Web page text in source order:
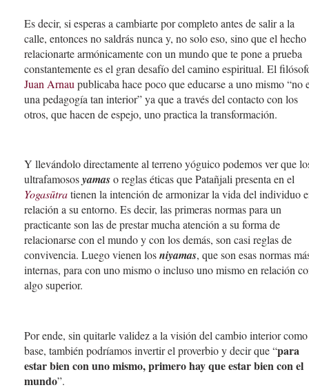
Es decir, si esperas a cambiarte por completo antes de salir a la
calle, entonces no saldrás nunca y, no solo eso, sino que el hecho
relacionarte armónicamente con un mundo que te pone a prueba
constantemente es el gran desafío del camino espiritual. El
Juan Arnau publicaba hace poco que educarse a uno mismo “no
una pedagogía tan interior” ya que a través del contacto con los
otros, que hacen de espejo, uno practica la transformación.
Y llevándolo directamente al terreno yóguico podemos ver que
ultrafamososyamaso reglas éticas que Patañjali presenta en el
Yogasūtratienen la intención de armonizar la vida del individuo
relación a su entorno. Es decir, las primeras normas para un
practicante son las de prestar mucha atención a su forma de
relacionarse con el mundo y con los demás, son casi reglas de
convivencia. Luego vienen losniyamas, que son esas normas
internas, para con uno mismo o incluso uno mismo en relación
algo superior.
Por ende, sin quitarle validez a la visión del cambio interior como
base, también podríamos invertir el proverbio y decir que “para
estar bien con uno mismo, primero hay que estar bien con el
mundo”.